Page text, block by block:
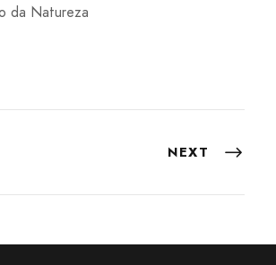
da Natureza
NEXT